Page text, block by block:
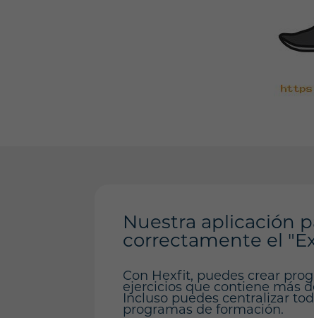
Nuestra aplicación
correctamente el
Con Hexfit, puedes crear
ejercicios que contiene más
Incluso puedes centralizar
programas de formación.